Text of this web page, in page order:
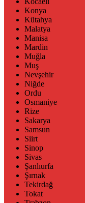
Konya
Kütahya
Malatya
Manisa
Mardin
Muğla
Muş
Nevşehir
Niğde
Ordu
Osmaniye
Rize
Sakarya
Samsun
Siirt
Sinop
Sivas
Şanlıurfa
Şırnak
Tekirdağ
Tokat